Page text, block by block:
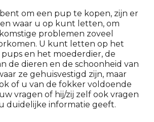
om een pup te kopen, zijn er
waar u op kunt letten, om
problemen zoveel
U kunt letten op het
en het moederdier, de
de dieren en de schoonheid van
ze gehuisvestigd zijn, maar
of u van de fokker voldoende
vragen of hij/zij zelf ook vragen
duidelijke informatie geeft.